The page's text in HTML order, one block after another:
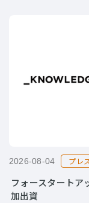
2026-08-04 プレ
フォースタートア
加出資